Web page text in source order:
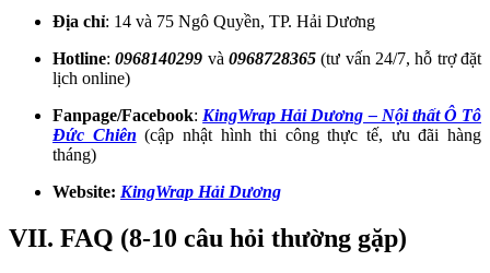
Địa chỉ: 14 và 75 Ngô Quyền, TP. Hải Dương
Hotline:0968140299 và0968728365 (tư vấn 24/7, hỗ trợ đặt
lịch online)
Fanpage/Facebook: KingWrap Hải Dương – Nội thất Ô Tô
Đức Chiên (cập nhật hình thi công thực tế, ưu đãi hàng
tháng)
Website: KingWrap Hải Dương
VII. FAQ (8-10 câu hỏi thường gặp)